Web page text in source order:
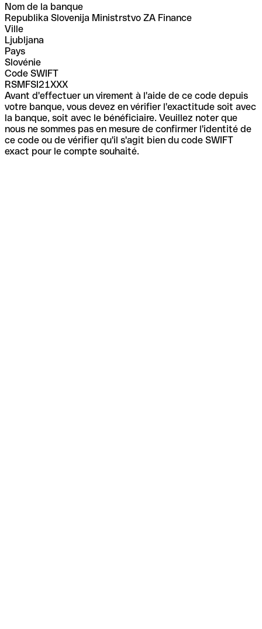
Nom de la banque
Republika Slovenija Ministrstvo ZA Finance
Ville
Ljubljana
Pays
Slovénie
Code SWIFT
RSMFSI21XXX
Avant d'effectuer un virement à l'aide de ce code depuis
votre banque, vous devez en vérifier l'exactitude soit avec
la banque, soit avec le bénéficiaire. Veuillez noter que
nous ne sommes pas en mesure de confirmer l'identité de
ce code ou de vérifier qu'il s'agit bien du code SWIFT
exact pour le compte souhaité.